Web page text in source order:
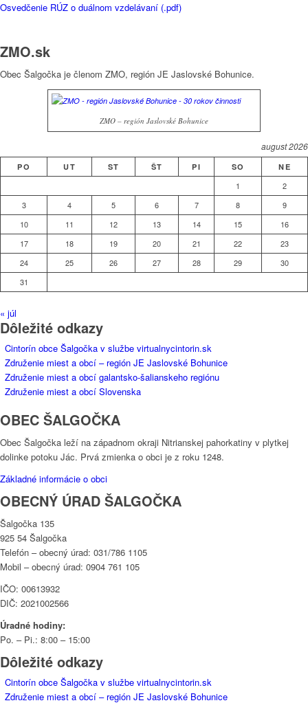
Osvedčenie RÚZ o duálnom vzdelávaní (.pdf)
ZMO.sk
Obec Šalgočka je členom ZMO, región JE Jaslovské Bohunice.
ZMO – región Jaslovské Bohunice
august 2026
PO UT ST ŠT PI SO NE
1
2
3
4 5 6 7 8
9
10
11 12 13 14 15
16
17
18 19 20 21 22
23
24
25 26 27 28 29
30
31
« júl
Dôležité odkazy
Cintorín obce Šalgočka v službe virtualnycintorin.sk
Združenie miest a obcí – región JE Jaslovské Bohunice
Združenie miest a obcí galantsko-šalianskeho regiónu
Združenie miest a obcí Slovenska
OBEC ŠALGOČKA
Obec Šalgočka leží na západnom okraji Nitrianskej pahorkatiny v plytkej
dolinke potoku Jác. Prvá zmienka o obci je z roku 1248.
Základné informácie o obci
OBECNÝ ÚRAD ŠALGOČKA
Šalgočka 135
925 54 Šalgočka
Telefón – obecný úrad: 031/786 1105
Mobil – obecný úrad: 0904 761 105
IČO: 00613932
DIČ: 2021002566
Úradné hodiny:
Po. – Pi.: 8:00 – 15:00
Dôležité odkazy
Cintorín obce Šalgočka v službe virtualnycintorin.sk
Združenie miest a obcí – región JE Jaslovské Bohunice